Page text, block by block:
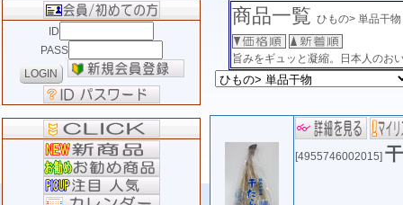
ID
PASS
商品一覧 ひもの> 単品干
旨みをギュッと凝縮。日本人のお
[4955746002015]